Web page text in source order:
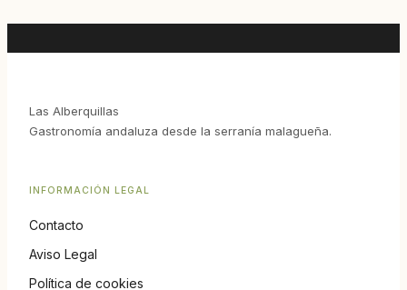
Las Alberquillas
Gastronomía andaluza desde la serranía malagueña.
INFORMACIÓN LEGAL
Contacto
Aviso Legal
Política de cookies